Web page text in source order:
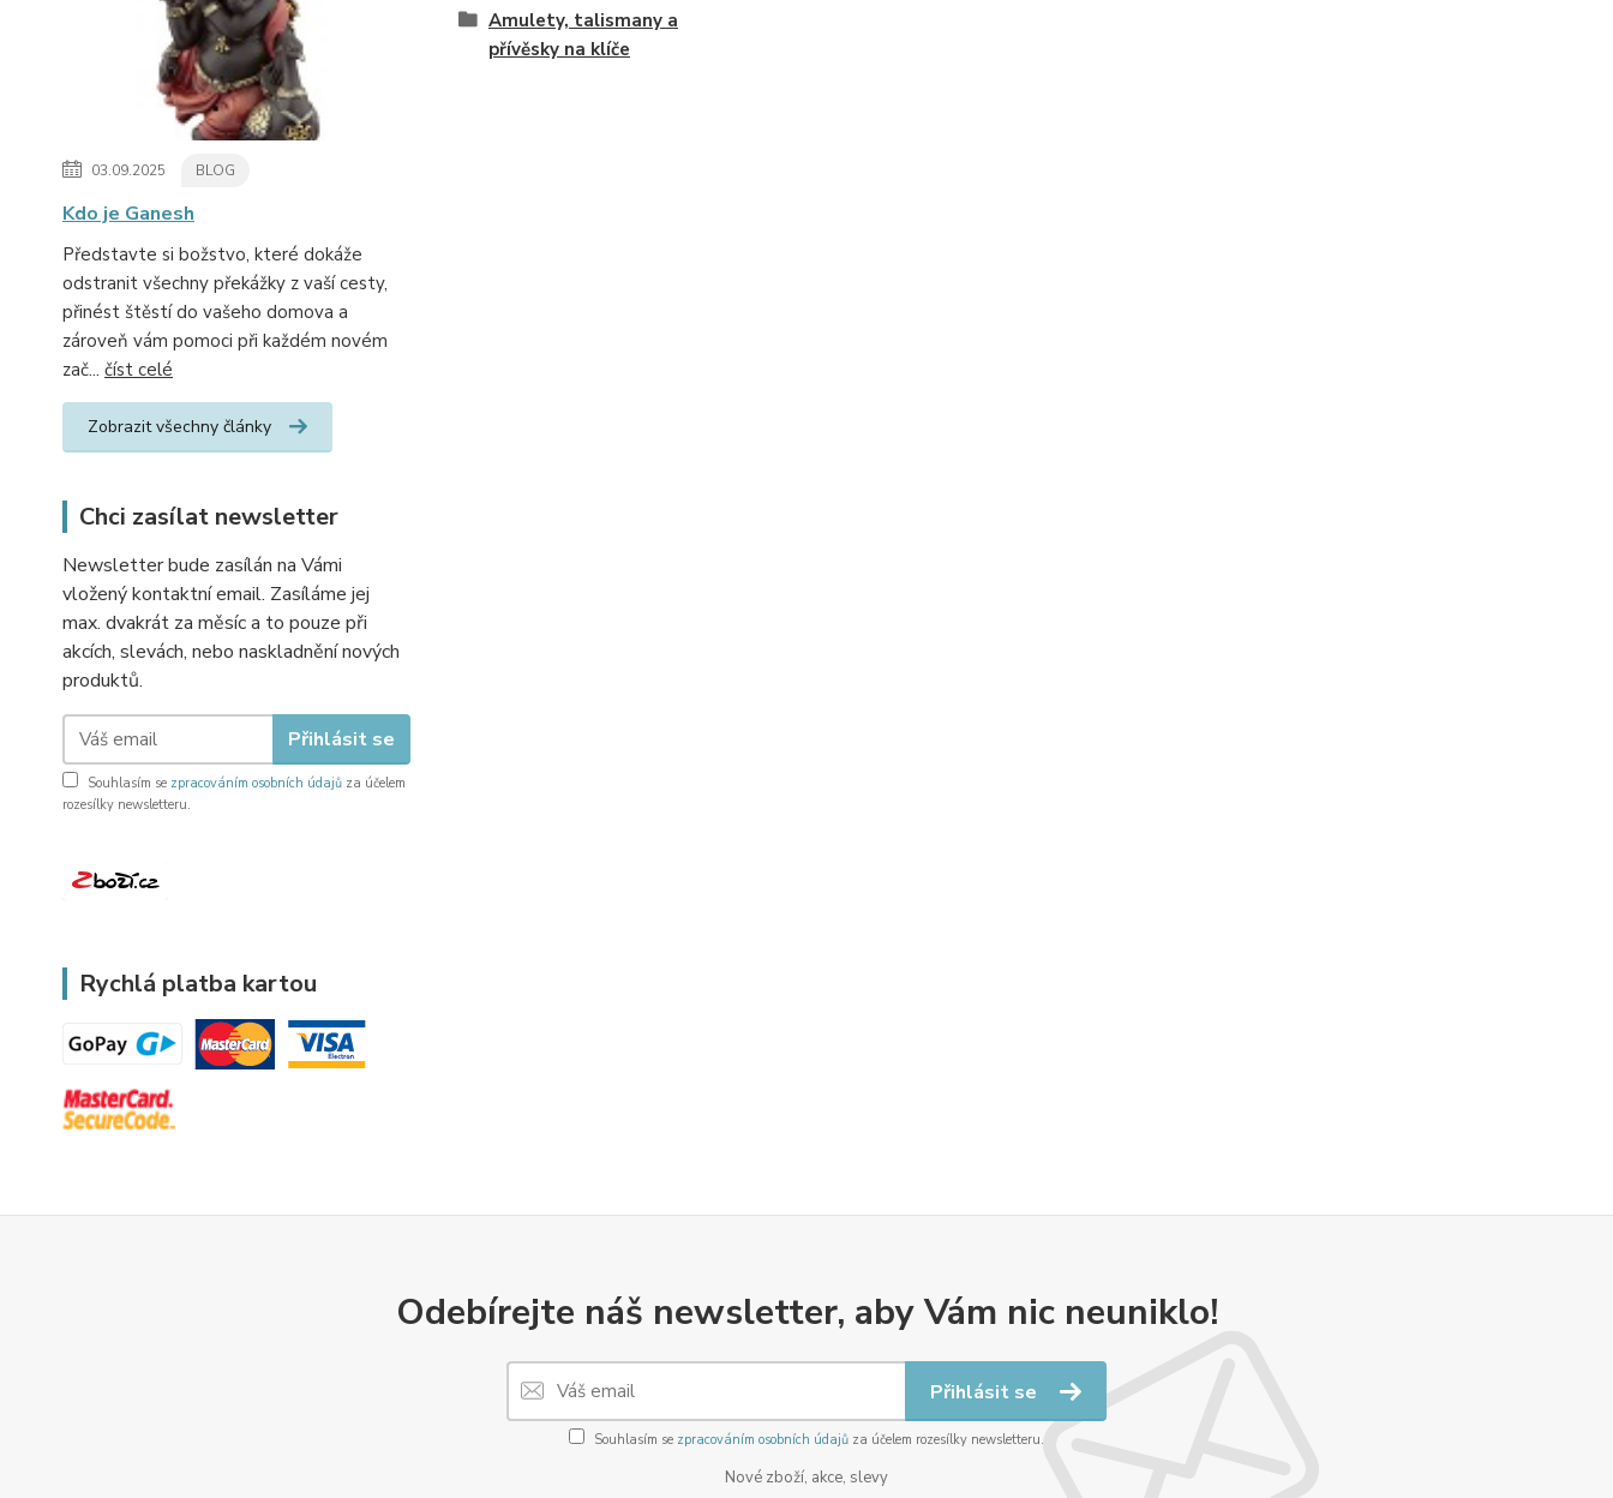
03.09.2025 BLOG
Kdo je Ganesh
Představte si božstvo, které dokáže
odstranit všechny překážky z vaší cesty,
přinést štěstí do vašeho domova a
zároveň vám pomoci při každém novém
zač... číst celé
Zobrazit všechny články
Chci zasílat newsletter
Newsletter bude zasílán na Vámi
vložený kontaktní email. Zasíláme jej
max. dvakrát za měsíc a to pouze při
akcích, slevách, nebo naskladnění nových
produktů.
Přihlásit se
Souhlasím se zpracováním osobních údajů za účelem
rozesílky newsletteru.
Rychlá platba kartou
Amulety, talismany a
přívěsky na klíče
Odebírejte náš newsletter, aby Vám nic neuniklo!
Přihlásit se
Souhlasím se zpracováním osobních údajů za účelem rozesílky newsletteru.
Nové zboží, akce, slevy